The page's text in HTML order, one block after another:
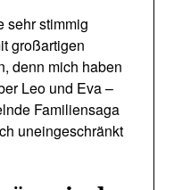
sehr stimmig
großartigen
denn mich haben
Leo und Eva –
Familiensaga
uneingeschränkt